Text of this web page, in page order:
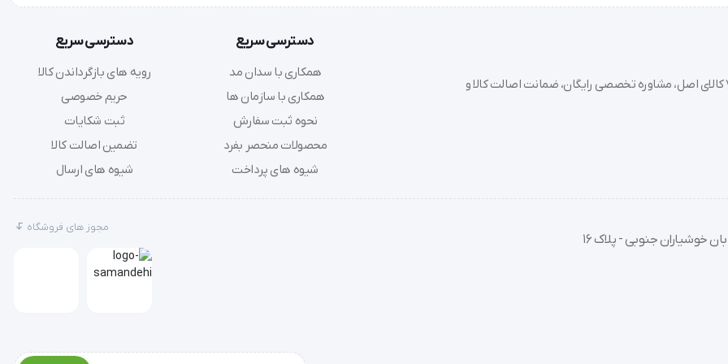
خرید تجهیزات پزشکی عمده و جزئی با بهترین قیمت از سدان مد؛ بیش از 7000 کالای اصل، مشاوره تخصصی رایگان، ضمانت اصالت کالا و
دسترسی سریع
همکاری با سدان مد
همکاری با سازمان ها
نحوه ثبت سفارش
محصولات منحصر بفرد
شیوه های پرداخت
دسترسی سریع
رویه های بازگرداندن کالا
حریم خصوصی
ثبت شکایات
تضمین اصالت کالا
شیوه های ارسال
خوشیاران جنوبی - پلاک 16
مجوز های فروشگاه